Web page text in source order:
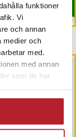
funktioner
Vi
och annan
medier och
med.
med annan
som de har
Köp